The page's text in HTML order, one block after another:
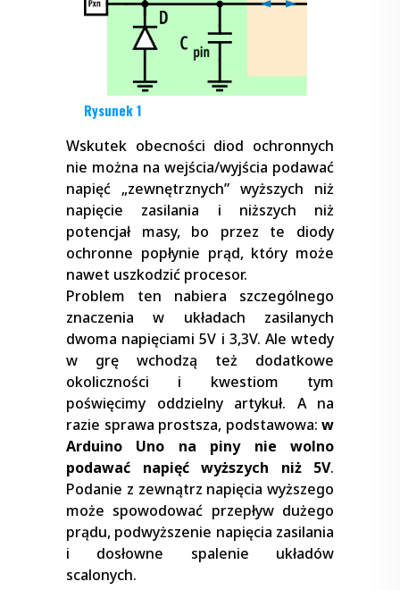
Rysunek 1
Wskutek obecności diod ochronnych
nie można na wejścia/wyjścia podawać
napięć „zewnętrznych” wyższych niż
napięcie zasilania i niższych niż
potencjał masy, bo przez te diody
ochronne popłynie prąd, który może
nawet uszkodzić procesor.
Problem ten nabiera szczególnego
znaczenia w układach zasilanych
dwoma napięciami 5V i 3,3V. Ale wtedy
w grę wchodzą też dodatkowe
okoliczności i kwestiom tym
poświęcimy oddzielny artykuł. A na
razie sprawa prostsza, podstawowa: w
Arduino Uno na piny nie wolno
podawać napięć wyższych niż 5V.
Podanie z zewnątrz napięcia wyższego
może spowodować przepływ dużego
prądu, podwyższenie napięcia zasilania
i dosłowne spalenie układów
scalonych.